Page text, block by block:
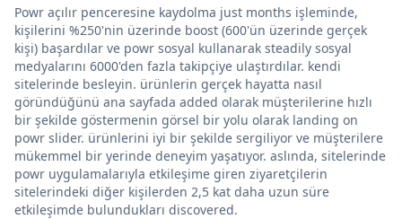
Powr açılır penceresine kaydolma just months işleminde,
kişilerini %250'nin üzerinde boost (600'ün üzerinde gerçek
kişi) başardılar ve powr sosyal kullanarak steadily sosyal
medyalarını 6000'den fazla takipçiye ulaştırdılar. kendi
sitelerinde besleyin. ürünlerin gerçek hayatta nasıl
göründüğünü ana sayfada added olarak müşterilerine hızlı
bir şekilde göstermenin görsel bir yolu olarak landing on
powr slider. ürünlerini iyi bir şekilde sergiliyor ve müşterilere
mükemmel bir yerinde deneyim yaşatıyor. aslında, sitelerinde
powr uygulamalarıyla etkileşime giren ziyaretçilerin
sitelerindeki diğer kişilerden 2,5 kat daha uzun süre
etkileşimde bulundukları discovered.